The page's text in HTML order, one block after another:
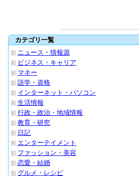
カテゴリ一覧
ニュース・情報源
ビジネス・キャリア
マネー
語学・資格
インターネット・パソコン
生活情報
行政・政治・地域情報
教育・研究
日記
エンターテイメント
ファッション・美容
恋愛・結婚
グルメ・レシピ